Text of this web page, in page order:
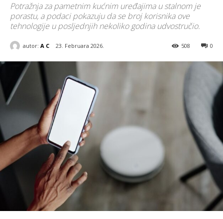
Potražnja za pametnim kućnim uređajima u stalnom je
porastu, a podaci pokazuju da se broj korisnika ove
tehnologije u posljednjih nekoliko godina udvostručio.
autor: A C 23. Februara 2026. 0
508